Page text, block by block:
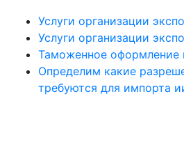
Услуги организации
Услуги организации
Таможенное оформление
Определим какие
требуются для импорта